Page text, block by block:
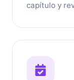
capítulo y